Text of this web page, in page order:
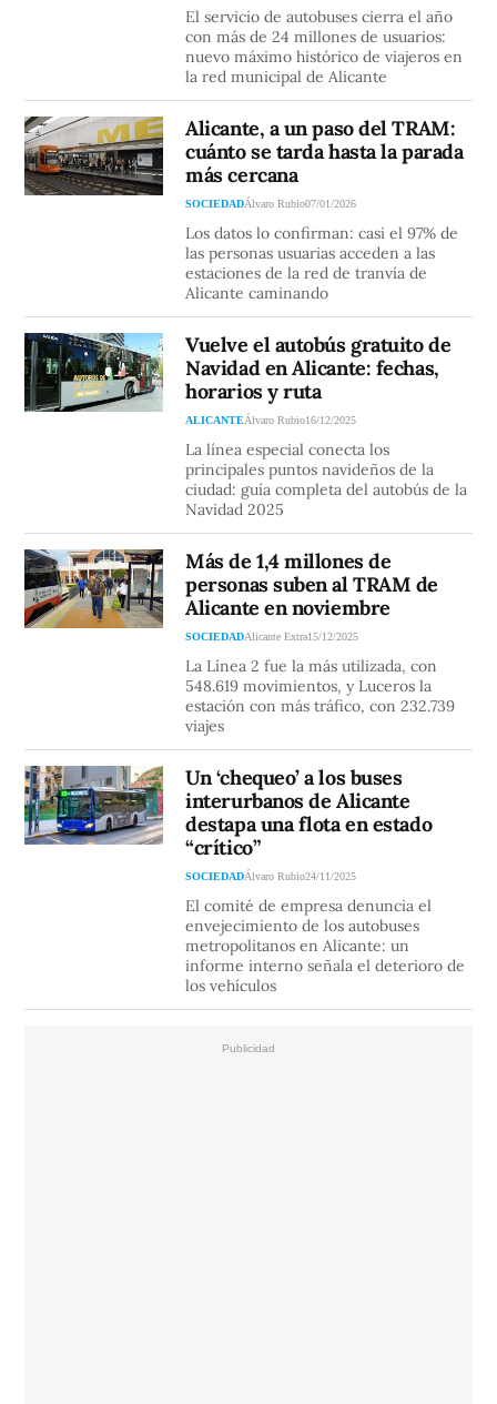
El servicio de autobuses cierra el año
con más de 24 millones de usuarios:
nuevo máximo histórico de viajeros en
la red municipal de Alicante
Alicante, a un paso del TRAM:
cuánto se tarda hasta la parada
más cercana
SOCIEDADÁlvaro Rubio07/01/2026
Los datos lo confirman: casi el 97% de
las personas usuarias acceden a las
estaciones de la red de tranvía de
Alicante caminando
Vuelve el autobús gratuito de
Navidad en Alicante: fechas,
horarios y ruta
ALICANTEÁlvaro Rubio16/12/2025
La línea especial conecta los
principales puntos navideños de la
ciudad: guía completa del autobús de la
Navidad 2025
Más de 1,4 millones de
personas suben al TRAM de
Alicante en noviembre
SOCIEDADAlicante Extra15/12/2025
La Línea 2 fue la más utilizada, con
548.619 movimientos, y Luceros la
estación con más tráfico, con 232.739
viajes
Un ‘chequeo’ a los buses
interurbanos de Alicante
destapa una flota en estado
“crítico”
SOCIEDADÁlvaro Rubio24/11/2025
El comité de empresa denuncia el
envejecimiento de los autobuses
metropolitanos en Alicante: un
informe interno señala el deterioro de
los vehículos